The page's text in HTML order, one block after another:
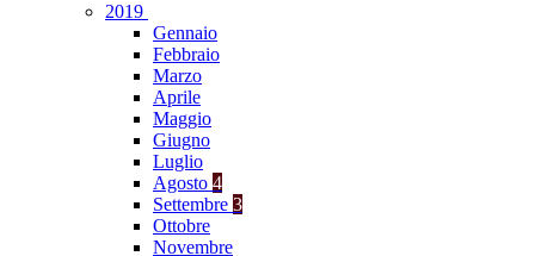
2019
Gennaio
Febbraio
Marzo
Aprile
Maggio
Giugno
Luglio
Agosto 4
Settembre 3
Ottobre
Novembre